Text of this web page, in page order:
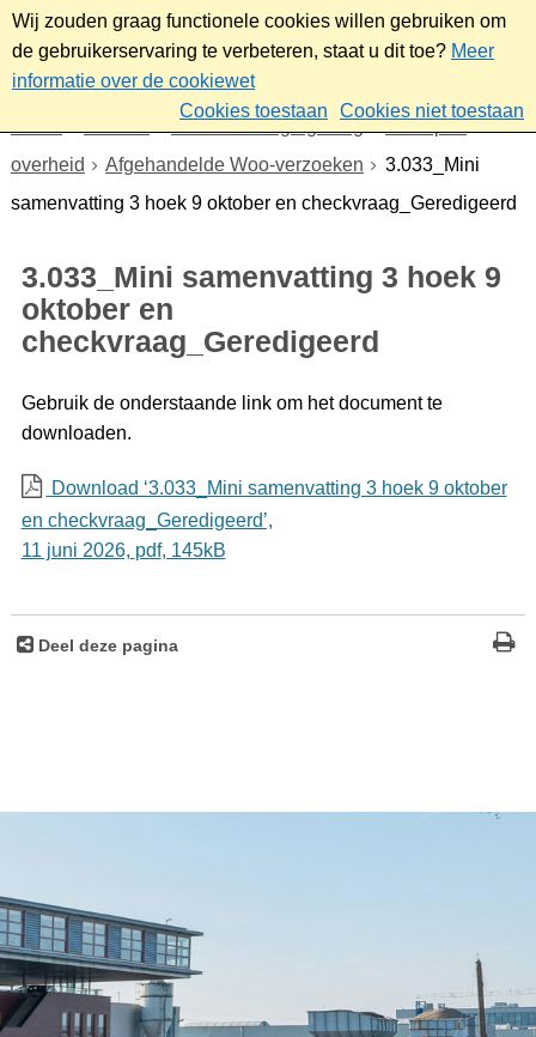
Wij zouden graag functionele cookies willen gebruiken om
de gebruikerservaring te verbeteren, staat u dit toe? Meer
informatie over de cookiewet
Cookies toestaan
Cookies niet toestaan
Beleid- en regelgeving
Wet open
overheid
Afgehandelde Woo-verzoeken
3.033_Mini
samenvatting 3 hoek 9 oktober en checkvraag_Geredigeerd
3.033_Mini samenvatting 3 hoek 9
oktober en
checkvraag_Geredigeerd
Gebruik de onderstaande link om het document te
downloaden.
Download ‘3.033_Mini samenvatting 3 hoek 9 oktober
en checkvraag_Geredigeerd’,
11 juni 2026, pdf, 145kB
Deel deze pagina